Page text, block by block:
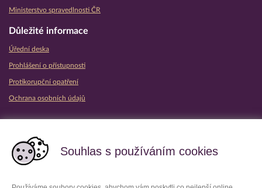
Souhlas s používáním cookies
Ministerstvo spravedlnosti ČR
Důležité informace
Úřední deska
Prohlášení o přístupnosti
Protikorupční opatření
Ochrana osobních údajů